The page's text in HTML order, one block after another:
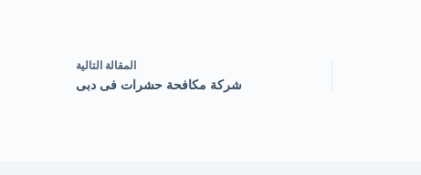
المقالة التالية
شركة مكافحة حشرات فى دبى